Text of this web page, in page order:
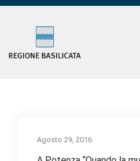
Agosto 29, 2016